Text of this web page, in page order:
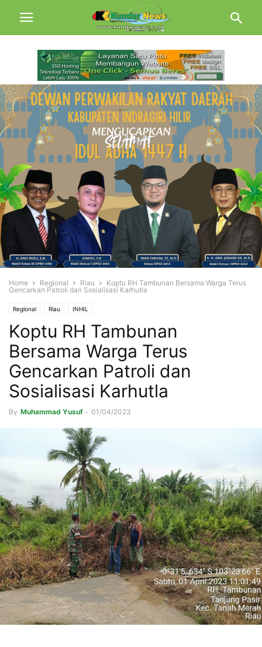
Home Regional Riau
Koptu RH Tambunan Bersama Warga Terus
Gencarkan Patroli dan Sosialisasi Karhutla
Regional Riau INHIL
Koptu RH Tambunan
Bersama Warga Terus
Gencarkan Patroli dan
Sosialisasi Karhutla
By Muhammad Yusuf - 01/04/2023